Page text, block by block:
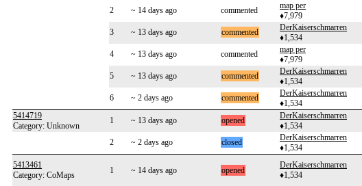
2
~ 14 days ago commented
map per
♦7,979
3 ~ 13 days ago commented
DerKaiserschmarren
♦1,534
4 ~ 13 days ago commented
map per
♦7,979
5
~ 13 days ago commented
DerKaiserschmarren
♦1,534
6 ~ 2 days ago commented
DerKaiserschmarren
♦1,534
5414719
Category: Unknown
1 ~ 13 days ago opened
DerKaiserschmarren
♦1,534
2 ~ 2 days ago closed
DerKaiserschmarren
♦1,534
5413461
Category: CoMaps
1 ~ 14 days ago opened
DerKaiserschmarren
♦1,534